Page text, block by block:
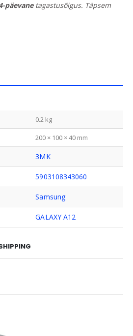
päevanetagastusõigus. Täpsem
0.2 kg
200 × 100 × 40 mm
3MK
5903108343060
Samsung
GALAXY A12